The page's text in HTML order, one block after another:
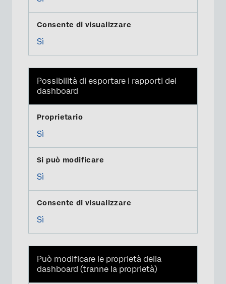
Sì
Possibilità di esportare i rapporti del
dashboard
Sì
Sì
Sì
Può modificare le proprietà della
dashboard (tranne la proprietà)